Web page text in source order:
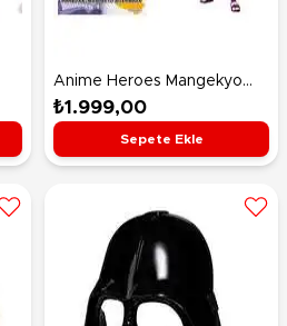
Anime Heroes Mangekyo
Sharingan Figürü 16 Cm
₺1.999,00
Sepete Ekle